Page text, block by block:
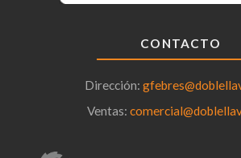
CONTACTO
Dirección:
Ventas: